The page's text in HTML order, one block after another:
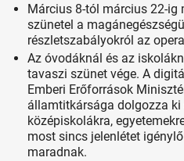
Március 8-tól március 22-
szünetel a
részletszabályokról az
Az óvodáknál és az
tavaszi szünet vége. A
Emberi Erőforrások
államtitkársága dolgozza ki
középiskolákra,
most sincs jelenlétet
maradnak.